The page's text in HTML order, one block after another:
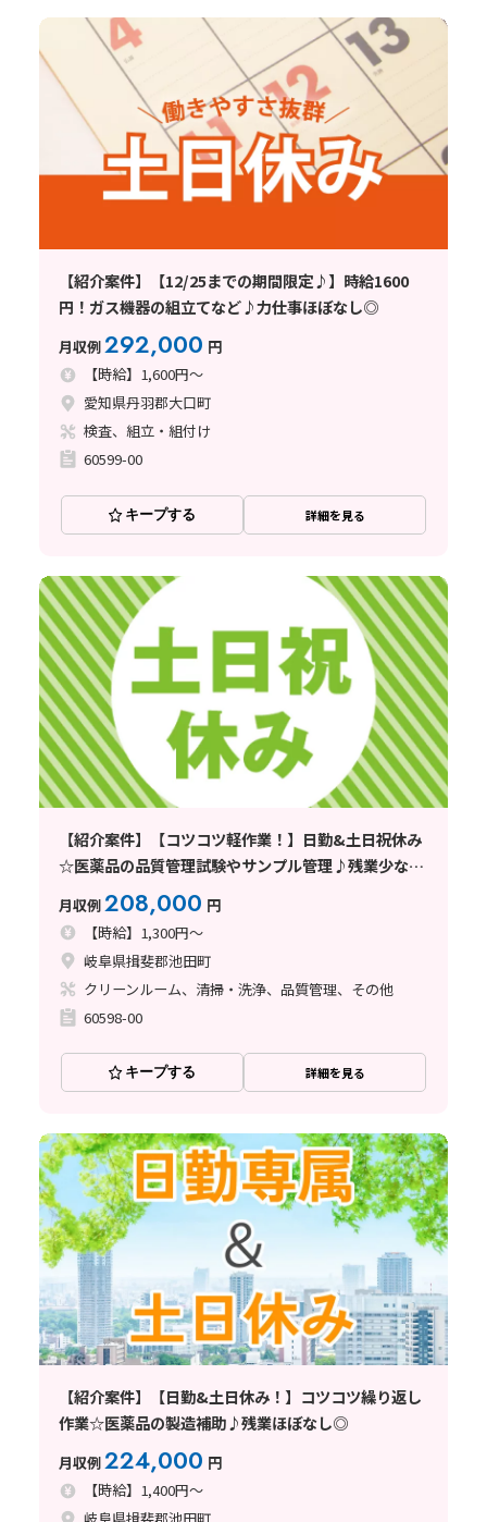
【紹介案件】【12/25までの期間限定♪】時給1600
円！ガス機器の組立てなど♪力仕事ほぼなし◎
月収例292,000 円
【時給】1,600円～
愛知県丹羽郡大口町
検査、組立・組付け
60599-00
キープする 詳細を見る
【紹介案件】【コツコツ軽作業！】日勤&土日祝休み
☆医薬品の品質管理試験やサンプル管理♪残業少なめ
月収例208,000 円
【時給】1,300円～
岐阜県揖斐郡池田町
クリーンルーム、清掃・洗浄、品質管理、その他
60598-00
キープする 詳細を見る
【紹介案件】【日勤&土日休み！】コツコツ繰り返し
作業☆医薬品の製造補助♪残業ほぼなし◎
月収例224,000 円
【時給】1,400円～